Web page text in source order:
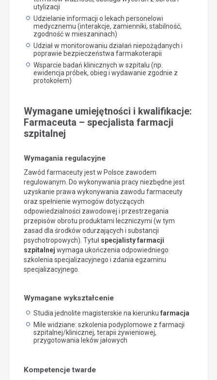
utylizacji
Udzielanie informacji o lekach personelowi
medycznemu (interakcje, zamienniki, stabilność,
zgodność w mieszaninach)
Udział w monitorowaniu działań niepożądanych i
poprawie bezpieczeństwa farmakoterapii
Wsparcie badań klinicznych w szpitalu (np.
ewidencja próbek, obieg i wydawanie zgodnie z
protokołem)
Wymagane umiejętności i kwalifikacje:
Farmaceuta – specjalista farmacji
szpitalnej
Wymagania regulacyjne
Zawód farmaceuty jest w Polsce zawodem
regulowanym. Do wykonywania pracy niezbędne jest
uzyskanie prawa wykonywania zawodu farmaceuty
oraz spełnienie wymogów dotyczących
odpowiedzialności zawodowej i przestrzegania
przepisów obrotu produktami leczniczymi (w tym
zasad dla środków odurzających i substancji
psychotropowych). Tytuł specjalisty farmacji
szpitalnej wymaga ukończenia odpowiedniego
szkolenia specjalizacyjnego i zdania egzaminu
specjalizacyjnego.
Wymagane wykształcenie
Studia jednolite magisterskie na kierunku farmacja
Mile widziane: szkolenia podyplomowe z farmacji
szpitalnej/klinicznej, terapii żywieniowej,
przygotowania leków jałowych
Kompetencje twarde